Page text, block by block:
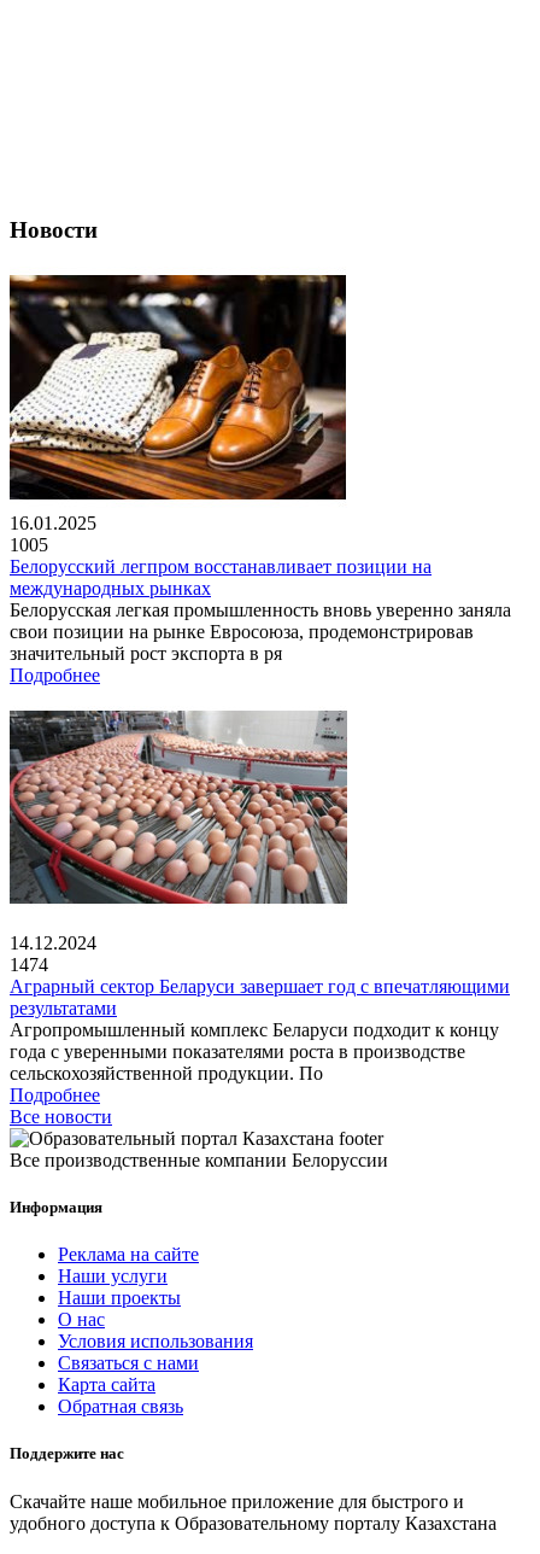
Новости
16.01.2025
1005
Белорусский легпром восстанавливает позиции на
международных рынках
Белорусская легкая промышленность вновь уверенно заняла
свои позиции на рынке Евросоюза, продемонстрировав
значительный рост экспорта в ря
Подробнее
14.12.2024
1474
Аграрный сектор Беларуси завершает год с впечатляющими
результатами
Агропромышленный комплекс Беларуси подходит к концу
года с уверенными показателями роста в производстве
сельскохозяйственной продукции. По
Подробнее
Все новости
Все производственные компании Белоруссии
Информация
Реклама на сайте
Наши услуги
Наши проекты
О нас
Условия использования
Связаться с нами
Карта сайта
Обратная связь
Поддержите нас
Скачайте наше мобильное приложение для быстрого и
удобного доступа к Образовательному порталу Казахстана